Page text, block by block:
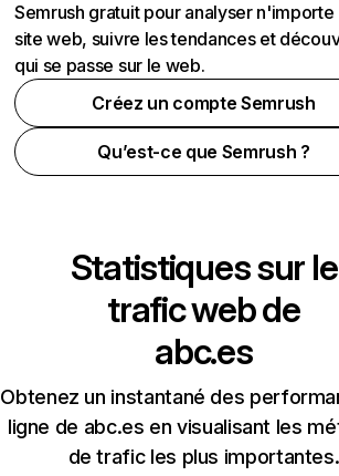
Semrush gratuit pour analyser n'importe
site web, suivre les tendances et
qui se passe sur le web.
Créez un compte Semrush
Qu’est-ce que Semrush ?
Statistiques sur le
trafic web de
abc.es
Obtenez un instantané des
ligne de abc.es en visualisant les
de trafic les plus importantes.